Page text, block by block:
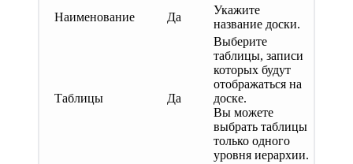
Наименование
Да
Укажите
название доски.
Таблицы Да
Выберите
таблицы, записи
которых будут
отображаться на
доске.
Вы можете
выбрать таблицы
только одного
уровня иерархии.